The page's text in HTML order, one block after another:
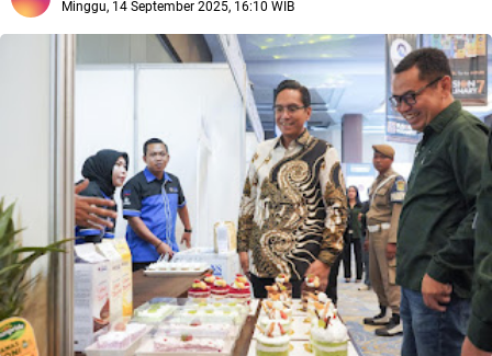
Minggu, 14 September 2025, 16:10 WIB